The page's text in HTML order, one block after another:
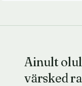
Ainult
värsked